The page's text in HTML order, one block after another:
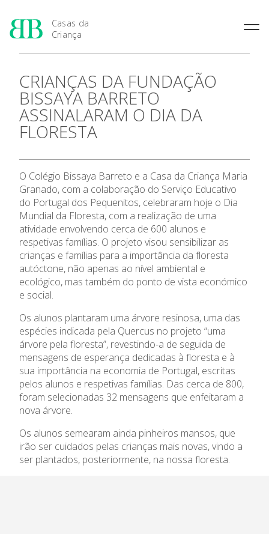
Casas da
Criança
Apresentação
Criança
Pensamento Pedagógico de
Bissaya Barreto
Natureza e fins pedagógicos
das Casas da Criança
As 7 Casas da Criança
Joaquina Barreto Rosa
Maria do Resgate Salazar
Maria Rita Patrocínio Costa
S. Julião
Maria Granado
Admissão
Admissão
Período de Inscrição
Candidatura
Renovação da Matrícula
Contactos
Notícias
CRIANÇAS DA FUNDAÇÃO
BISSAYA BARRETO
ASSINALARAM O DIA DA
FLORESTA
O Colégio Bissaya Barreto e a Casa da Criança Maria
Granado, com a colaboração do Serviço Educativo
do Portugal dos Pequenitos, celebraram hoje o Dia
Mundial da Floresta, com a realização de uma
atividade envolvendo cerca de 600 alunos e
respetivas famílias. O projeto visou sensibilizar as
crianças e famílias para a importância da floresta
autóctone, não apenas ao nível ambiental e
ecológico, mas também do ponto de vista económico
e social.
Os alunos plantaram uma árvore resinosa, uma das
espécies indicada pela Quercus no projeto “uma
árvore pela floresta”, revestindo-a de seguida de
mensagens de esperança dedicadas à floresta e à
sua importância na economia de Portugal, escritas
pelos alunos e respetivas famílias. Das cerca de 800,
foram selecionadas 32 mensagens que enfeitaram a
nova árvore.
Os alunos semearam ainda pinheiros mansos, que
irão ser cuidados pelas crianças mais novas, vindo a
ser plantados, posteriormente, na nossa floresta.